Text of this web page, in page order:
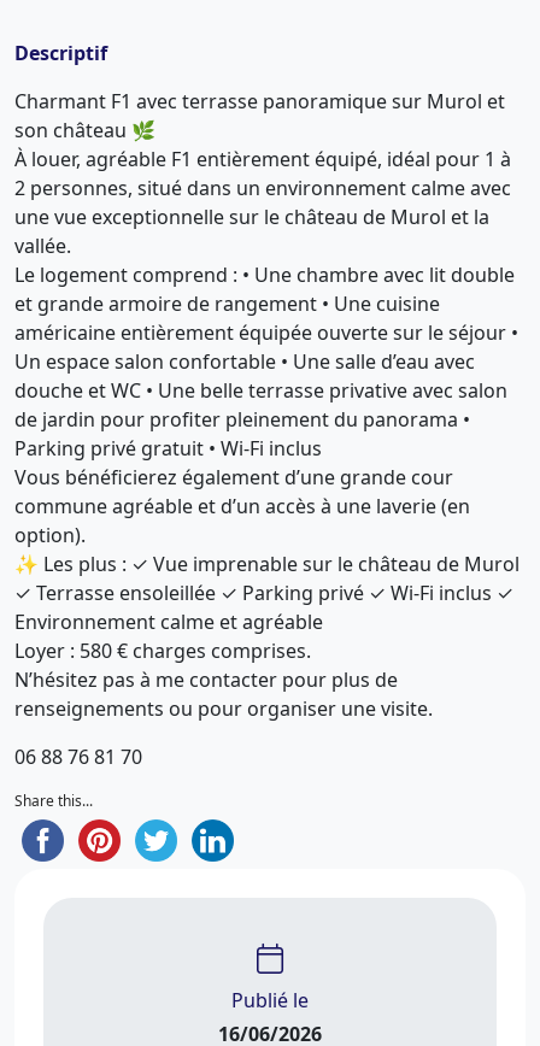
Descriptif
Charmant F1 avec terrasse panoramique sur Murol et
son château 🌿
À louer, agréable F1 entièrement équipé, idéal pour 1 à
2 personnes, situé dans un environnement calme avec
une vue exceptionnelle sur le château de Murol et la
vallée.
Le logement comprend : • Une chambre avec lit double
et grande armoire de rangement • Une cuisine
américaine entièrement équipée ouverte sur le séjour •
Un espace salon confortable • Une salle d’eau avec
douche et WC • Une belle terrasse privative avec salon
de jardin pour profiter pleinement du panorama •
Parking privé gratuit • Wi-Fi inclus
Vous bénéficierez également d’une grande cour
commune agréable et d’un accès à une laverie (en
option).
✨ Les plus : ✓ Vue imprenable sur le château de Murol
✓ Terrasse ensoleillée ✓ Parking privé ✓ Wi-Fi inclus ✓
Environnement calme et agréable
Loyer : 580 € charges comprises.
N’hésitez pas à me contacter pour plus de
renseignements ou pour organiser une visite.
06 88 76 81 70
Share this...
Publié le
16/06/2026